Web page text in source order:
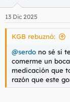
e
s
13 Dic 2025
KGB rebuznó:
@serdo no sé si
comerme un
medicación que
razón que este